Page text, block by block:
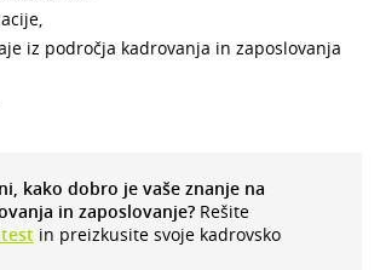
iz področja kadrovanja in zaposlovanja
kako dobro je vaše znanje na
in zaposlovanje? Rešite
in preizkusite svoje kadrovsko